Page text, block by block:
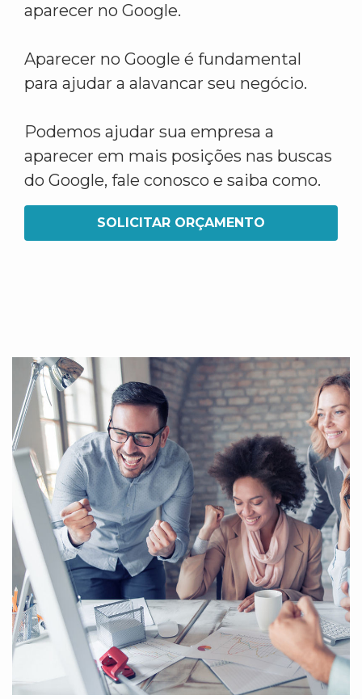
aparecer no Google.
Aparecer no Google é fundamental
para ajudar a alavancar seu negócio.
Podemos ajudar sua empresa a
aparecer em mais posições nas buscas
do Google, fale conosco e saiba como.
SOLICITAR ORÇAMENTO